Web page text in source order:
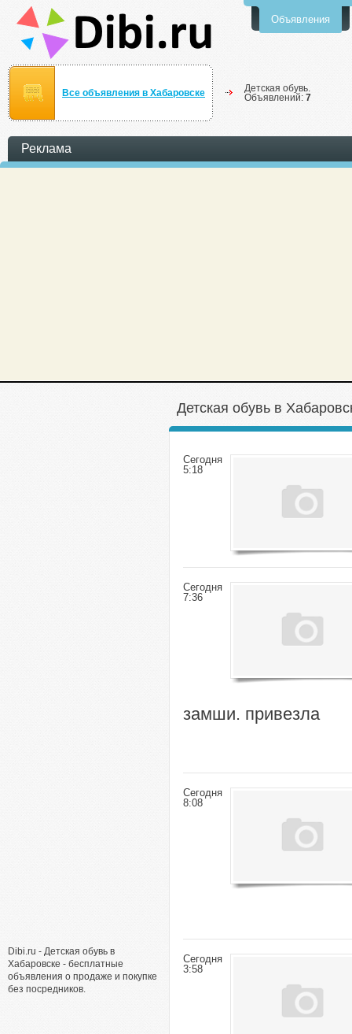
Объявления
Все объявления в Хабаровске
Детская обувь.
Объявлений: 7
Реклама
Dibi.ru - Детская обувь в
Хабаровске - бесплатные
объявления о продаже и покупке
без посредников.
Детская обувь в
Сегодня
5:18
Сегодня
7:36
замши. привезла
Сегодня
8:08
Сегодня
3:58